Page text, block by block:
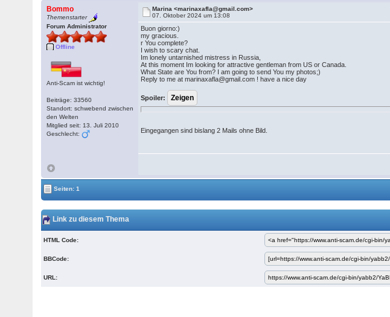
Bommo
Themenstarter
Forum Administrator
Offline
Anti-Scam ist wichtig!
Beiträge: 33560
Standort: schwebend zwischen
den Welten
Mitglied seit: 13. Juli 2010
Geschlecht:
Marina <marinaxafla@gmail.com>
07. Oktober 2024 um 13:08
Buon giorno:)
my gracious.
r You complete?
I wish to scary chat.
Im lonely untarnished mistress in Russia,
At this moment Im looking for attractive gentleman from US or Canada.
What State are You from? I am going to send You my photos;)
Reply to me at marinaxafla@gmail.com ! have a nice day
Spoiler:
Eingegangen sind bislang 2 Mails ohne Bild.
Seiten: 1
Link zu diesem Thema
HTML Code:
BBCode:
URL: